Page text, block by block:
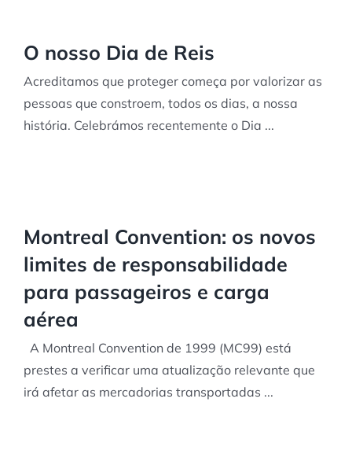
O nosso Dia de Reis
Acreditamos que proteger começa por valorizar as
pessoas que constroem, todos os dias, a nossa
história. Celebrámos recentemente o Dia ...
Montreal Convention: os novos
limites de responsabilidade
para passageiros e carga
aérea
A Montreal Convention de 1999 (MC99) está
prestes a verificar uma atualização relevante que
irá afetar as mercadorias transportadas ...